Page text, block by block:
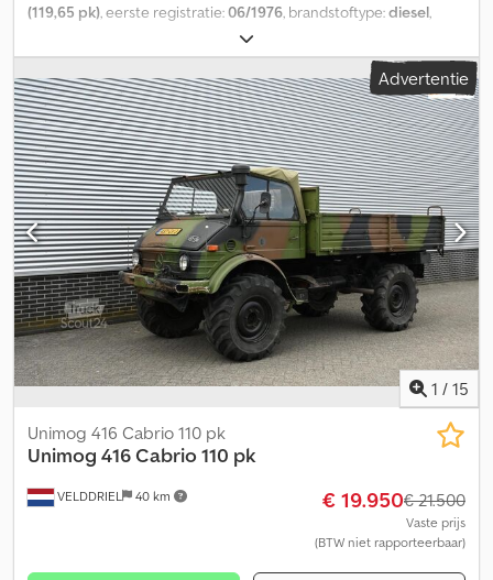
(119,65 pk), eerste registratie:06/1976, brandstoftype:diesel,
, asconfiguratie:
mm, brandstof:diesel, kleur:rood, bestuurderscabine:
dagcabine, soort overbrenging:mechanisch, aantal
versnellingen:6, Bouwjaar:1976, Uitrusting:
aanhangwagenkoppeling, bekrachtigde besturing, = Verdere
opties en accessoires = - Toerenteller = Verdere informatie =
Technische informatie Aantal cilinders: 6 Motorinhoud: 5.675 cc
Bandenmaat voor: 12/50 R20 Gewichten Leeggewicht: 4.423 kg
Laadvermogen: 2.327 kg Max. toelaatbaar gewicht: 6.750 kg
Interieur Interieurkleur: zwart Dkjdpfx Aovcqbrecwsr Milieu
Emissieklasse: Euro 0 Onderhoud, historie en staat APK
(Technische keuring): Nieuwe TÜV bij levering Aantal sleutels: 2
Advertentie
1 / 15
VELDDRIEL 40 km
Unimog 416 Cabrio 110 pk
Unimog 416 Cabrio 110 pk
€ 19.950€ 21.500
Vaste prijs
(BTW niet rapporteerbaar)